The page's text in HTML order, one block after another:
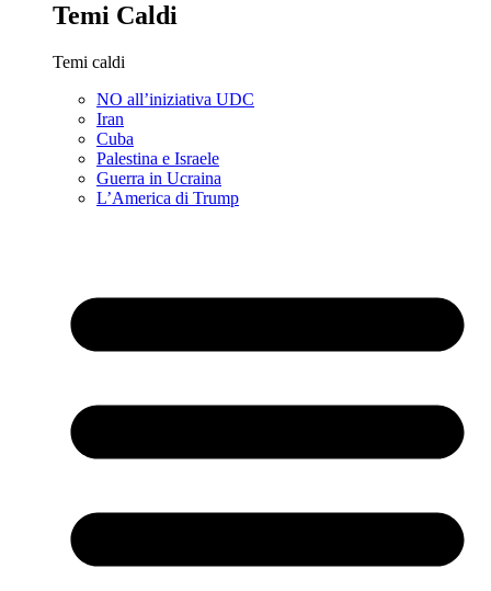
Temi Caldi
Temi caldi
NO all’iniziativa UDC
Iran
Cuba
Palestina e Israele
Guerra in Ucraina
L’America di Trump